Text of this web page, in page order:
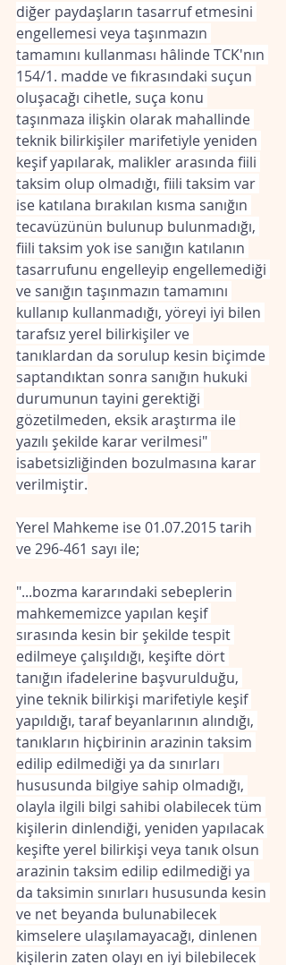
diğer paydaşların tasarruf etmesini
engellemesi veya taşınmazın
tamamını kullanması hâlinde TCK'nın
154/1. madde ve fıkrasındaki suçun
oluşacağı cihetle, suça konu
taşınmaza ilişkin olarak mahallinde
teknik bilirkişiler marifetiyle yeniden
keşif yapılarak, malikler arasında fiili
taksim olup olmadığı, fiili taksim var
ise katılana bırakılan kısma sanığın
tecavüzünün bulunup bulunmadığı,
fiili taksim yok ise sanığın katılanın
tasarrufunu engelleyip engellemediği
ve sanığın taşınmazın tamamını
kullanıp kullanmadığı, yöreyi iyi bilen
tarafsız yerel bilirkişiler ve
tanıklardan da sorulup kesin biçimde
saptandıktan sonra sanığın hukuki
durumunun tayini gerektiği
gözetilmeden, eksik araştırma ile
yazılı şekilde karar verilmesi"
isabetsizliğinden bozulmasına karar
verilmiştir.
Yerel Mahkeme ise 01.07.2015 tarih
ve 296-461 sayı ile;
"...bozma kararındaki sebeplerin
mahkememizce yapılan keşif
sırasında kesin bir şekilde tespit
edilmeye çalışıldığı, keşifte dört
tanığın ifadelerine başvurulduğu,
yine teknik bilirkişi marifetiyle keşif
yapıldığı, taraf beyanlarının alındığı,
tanıkların hiçbirinin arazinin taksim
edilip edilmediği ya da sınırları
hususunda bilgiye sahip olmadığı,
olayla ilgili bilgi sahibi olabilecek tüm
kişilerin dinlendiği, yeniden yapılacak
keşifte yerel bilirkişi veya tanık olsun
arazinin taksim edilip edilmediği ya
da taksimin sınırları hususunda kesin
ve net beyanda bulunabilecek
kimselere ulaşılamayacağı, dinlenen
kişilerin zaten olayı en iyi bilebilecek